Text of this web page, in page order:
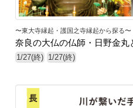
〜東大寺縁起・護国之寺縁起から探る〜
奈良の大仏の仏師・日野金丸
1/27(終) 1/27(終)
6